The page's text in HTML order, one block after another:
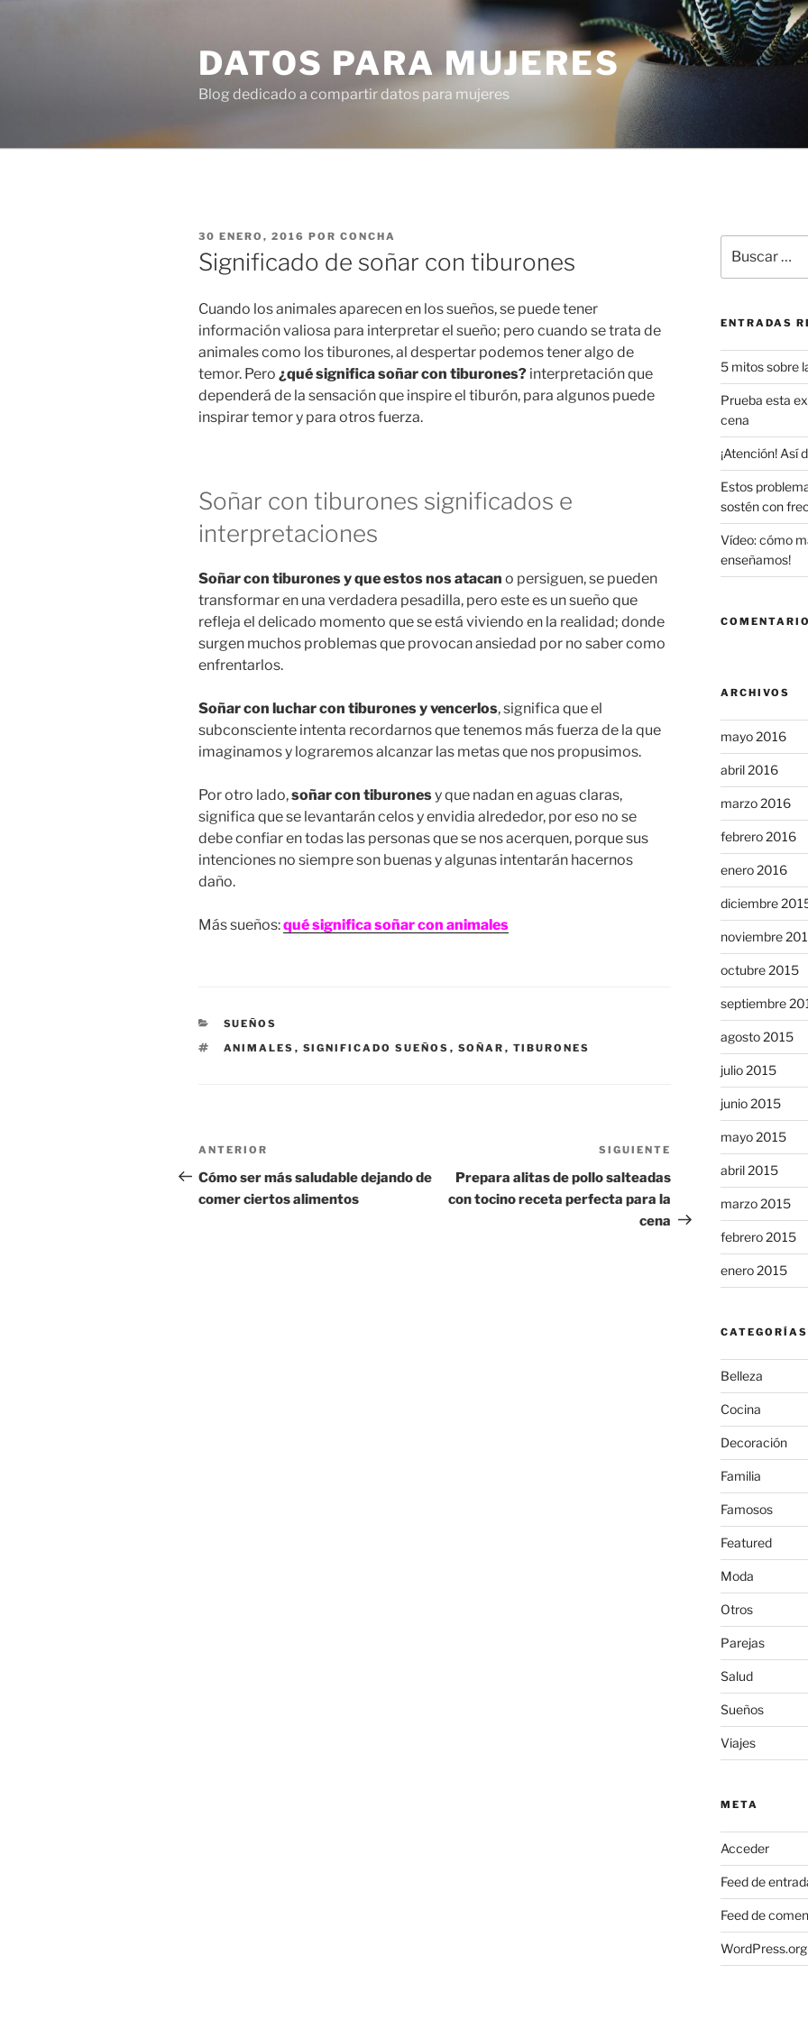
DATOS PARA MUJERES
Blog dedicado a compartir datos para mujeres
PUBLICADO
EN
30 ENERO, 2016 POR CONCHA
Significado de soñar con tiburones
Cuando los animales aparecen en los sueños, se puede tener
información valiosa para interpretar el sueño; pero cuando se trata de
animales como los tiburones, al despertar podemos tener algo de
temor. Pero ¿qué significa soñar con tiburones? interpretación que
dependerá de la sensación que inspire el tiburón, para algunos puede
inspirar temor y para otros fuerza.
Soñar con tiburones significados e
interpretaciones
Soñar con tiburones y que estos nos atacan o persiguen, se pueden
transformar en una verdadera pesadilla, pero este es un sueño que
refleja el delicado momento que se está viviendo en la realidad; donde
surgen muchos problemas que provocan ansiedad por no saber como
enfrentarlos.
Soñar con luchar con tiburones y vencerlos, significa que el
subconsciente intenta recordarnos que tenemos más fuerza de la que
imaginamos y lograremos alcanzar las metas que nos propusimos.
Por otro lado,soñar con tiburonesy que nadan en aguas claras,
significa que se levantarán celos y envidia alrededor, por eso no se
debe confiar en todas las personas que se nos acerquen, porque sus
intenciones no siempre son buenas y algunas intentarán hacernos
daño.
Más sueños:qué significa soñar con animales
CATEGORÍAS
SUEÑOS
ETIQUETAS
ANIMALES , SIGNIFICADO SUEÑOS , SOÑAR , TIBURONES
Navegación
de
entradas
Entrada
anterior:
ANTERIOR
Cómo ser más saludable dejando de
comer ciertos alimentos
Siguiente
entrada
SIGUIENTE
Prepara alitas de pollo salteadas
con tocino receta perfecta para la
cena
por:
ENTRADAS
5 mitos sobre
Prueba esta
cena
¡Atención! Así
Estos
sostén con
Vídeo: cómo
enseñamos!
ARCHIVOS
mayo 2016
abril 2016
marzo 2016
febrero 2016
enero 2016
diciembre
noviembre
octubre 2015
septiembre
agosto 2015
julio 2015
junio 2015
mayo 2015
abril 2015
marzo 2015
febrero 2015
enero 2015
CATEGORÍAS
Belleza
Cocina
Decoración
Familia
Famosos
Featured
Moda
Otros
Parejas
Salud
Sueños
Viajes
META
Acceder
Feed de
Feed de
WordPress.org